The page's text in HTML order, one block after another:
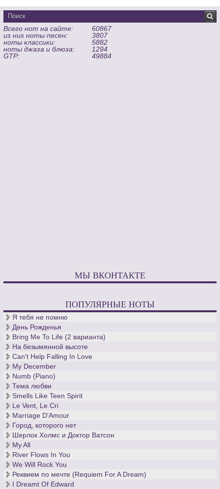
Всего нот на сайте:
60867
из них ноты песен:
3807
ноты классики:
5882
ноты джаза и блюза:
1294
GTP:
49884
МЫ ВКОНТАКТЕ
ПОПУЛЯРНЫЕ НОТЫ
Я тебя не помню
День Рожденья
Bring Me To Life (2 варианта)
На безымянной высоте
Can't Help Falling In Love
My December
Numb (Piano)
Тема любви
Smells Like Teen Spirit
Le Vent, Le Cri
Marriage D'Amour
Город, которого нет
Шерлок Холмс и Доктор Ватсон
My All
River Flows In You
We Will Rock You
Реквием по мечте (Requiem For A Dream)
I Dreamt Of Edward